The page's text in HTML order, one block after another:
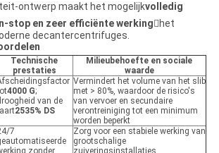
ontwerp maakt het mogelijkvolledig
stop en zeer efficiënte werkinghet
decantercentrifuges.
Technische
prestaties
Milieubehoefte en sociale
waarde
4000 G;
van de
25­35% DS
Vermindert het volume van het slib
met > 80%, waardoor de risico's
van vervoer en secundaire
verontreiniging tot een minimum
worden beperkt
7
Zorg voor een stabiele werking van
grootschalige